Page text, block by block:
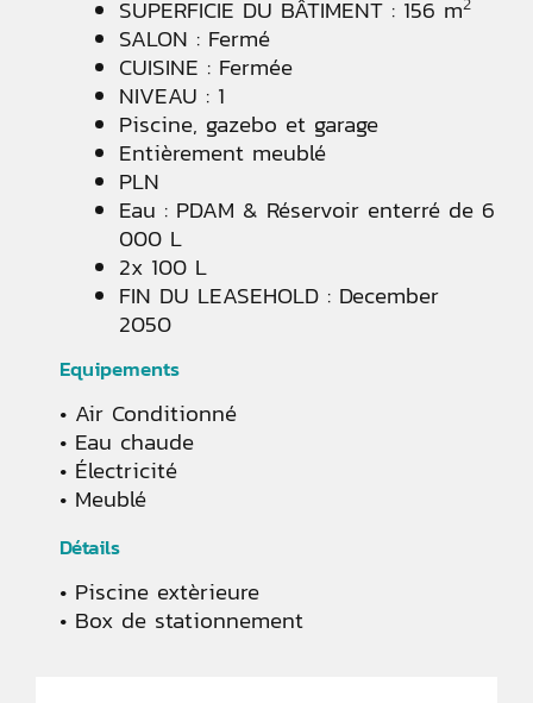
SUPERFICIE DU BÂTIMENT : 156 m
SALON : Fermé
CUISINE : Fermée
NIVEAU : 1
Piscine, gazebo et garage
Entièrement meublé
PLN
Eau : PDAM & Réservoir enterré de 6
000 L
2x 100 L
FIN DU LEASEHOLD : December
2050
Equipements
Air Conditionné
Eau chaude
Électricité
Meublé
Détails
Piscine extèrieure
Box de stationnement